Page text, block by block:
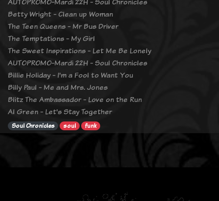
Betty Wright - Clean up Woman
The Teen Queens - Mr Bus Driver
The Temptations - My Girl
The Sweet Inspirations - Let Me Be Lonely
AUTOPROMO-Mardi 22H - Soul Chronicles
Billie Holiday - I'm a Fool to Want You
Billy Paul - Me and Mrs. Jones
Blitz The Ambassador - Love on the Run
Al Green - Let's Stay Together
Soul Chronicles soul funk